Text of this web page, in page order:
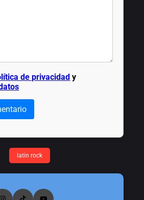
de privacidad y
latin rock